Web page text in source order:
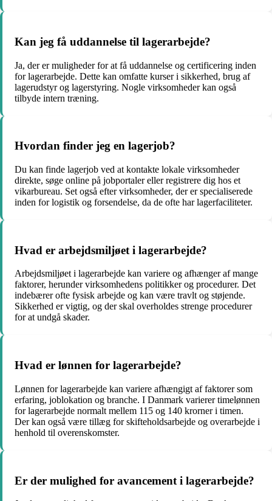
Kan jeg få uddannelse til lagerarbejde?
Ja, der er muligheder for at få uddannelse og certificering inden
for lagerarbejde. Dette kan omfatte kurser i sikkerhed, brug af
lagerudstyr og lagerstyring. Nogle virksomheder kan også
tilbyde intern træning.
Hvordan finder jeg en lagerjob?
Du kan finde lagerjob ved at kontakte lokale virksomheder
direkte, søge online på jobportaler eller registrere dig hos et
vikarbureau. Set også efter virksomheder, der er specialiserede
inden for logistik og forsendelse, da de ofte har lagerfaciliteter.
Hvad er arbejdsmiljøet i lagerarbejde?
Arbejdsmiljøet i lagerarbejde kan variere og afhænger af mange
faktorer, herunder virksomhedens politikker og procedurer. Det
indebærer ofte fysisk arbejde og kan være travlt og støjende.
Sikkerhed er vigtig, og der skal overholdes strenge procedurer
for at undgå skader.
Hvad er lønnen for lagerarbejde?
Lønnen for lagerarbejde kan variere afhængigt af faktorer som
erfaring, joblokation og branche. I Danmark varierer timelønnen
for lagerarbejde normalt mellem 115 og 140 krorner i timen.
Der kan også være tillæg for skifteholdsarbejde og overarbejde i
henhold til overenskomster.
Er der mulighed for avancement i lagerarbejde?